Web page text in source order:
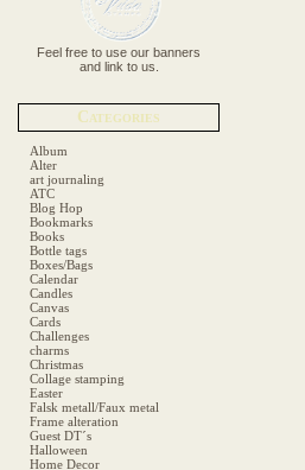
Feel free to use our banners
and link to us.
Categories
Album
Alter
art journaling
ATC
Blog Hop
Bookmarks
Books
Bottle tags
Boxes/Bags
Calendar
Candles
Canvas
Cards
Challenges
charms
Christmas
Collage stamping
Easter
Falsk metall/Faux metal
Frame alteration
Guest DT´s
Halloween
Home Decor